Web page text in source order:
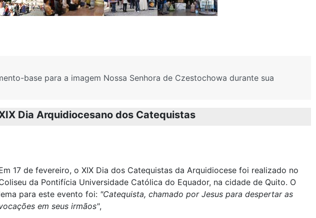
base para a imagem Nossa Senhora de Czestochowa durante sua
Dia Arquidiocesano dos Catequistas
17 de fevereiro, o XIX Dia dos Catequistas da Arquidiocese foi realizado no
da Pontifícia Universidade Católica do Equador, na cidade de Quito. O
para este evento foi: "Catequista, chamado por Jesus para despertar as
em seus irmãos",